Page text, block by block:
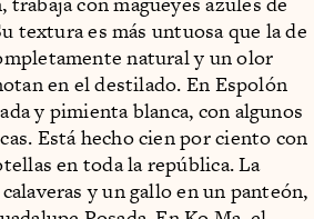
textura es más untuosa que la de
natural y un olor
en el destilado. En Espolón
y pimienta blanca, con algunos
Está hecho cien por ciento con
en toda la república. La
y un gallo en un panteón,